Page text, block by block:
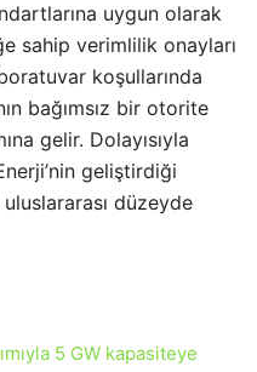
uygun olarak
sahip verimlilik onayları
koşullarında
bağımsız bir otorite
gelir. Dolayısıyla
geliştirdiği
düzeyde
5 GW kapasiteye